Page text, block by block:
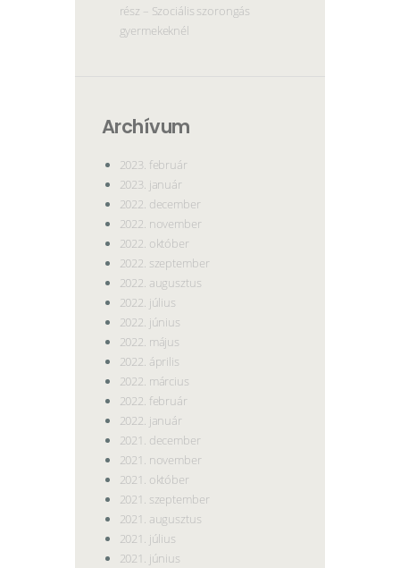
rész – Szociális szorongás
gyermekeknél
Archívum
2023. február
2023. január
2022. december
2022. november
2022. október
2022. szeptember
2022. augusztus
2022. július
2022. június
2022. május
2022. április
2022. március
2022. február
2022. január
2021. december
2021. november
2021. október
2021. szeptember
2021. augusztus
2021. július
2021. június